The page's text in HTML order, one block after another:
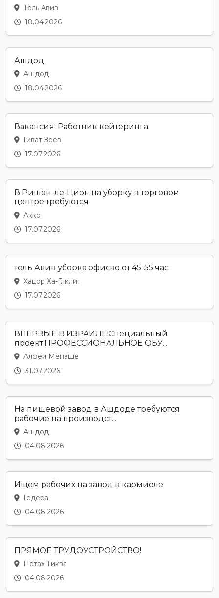
Тель Авив
18.04.2026
Ашдод
Ашдод
18.04.2026
Вакансия: Работник кейтеринга
Гиват Зеев
17.07.2026
В Ришон-ле-Цион на уборку в торговом
центре требуются
Акко
17.07.2026
тель Авив уборка офисво от 45-55 час
Хацор Ха-Глилит
17.07.2026
ВПЕРВЫЕ В ИЗРАИЛЕ!Специальный
проект:ПРОФЕССИОНАЛЬНОЕ ОБУ...
Алфей Менаше
31.07.2026
На пищевой завод в Ашдоде требуются
рабочие на производст...
Ашдод
04.08.2026
Ищем рабочих на завод в кармиеле
Гедера
04.08.2026
ПРЯМОЕ ТРУДОУСТРОЙСТВО!
Петах Тиква
04.08.2026